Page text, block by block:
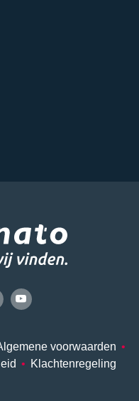
voorwaarden •
• Klachtenregeling